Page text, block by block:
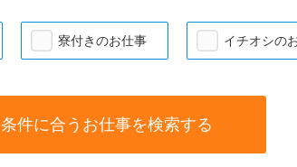
寮付きのお仕事 イチオシの
条件に合うお仕事を検索する